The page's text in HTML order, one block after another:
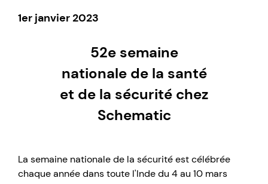
1er janvier 2023
52e semaine
nationale de la santé
et de la sécurité chez
Schematic
La semaine nationale de la sécurité est célébrée
chaque année dans toute l'Inde du 4 au 10 mars